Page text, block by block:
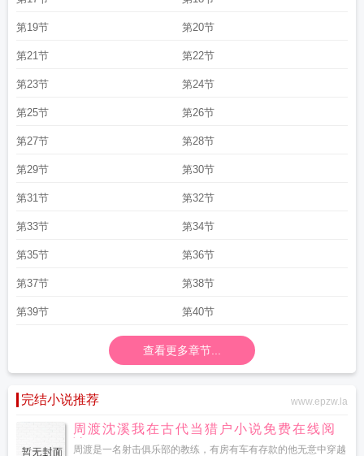
第19节 第20节
第21节 第22节
第23节 第24节
第25节 第26节
第27节 第28节
第29节 第30节
第31节 第32节
第33节 第34节
第35节 第36节
第37节 第38节
第39节 第40节
查看更多章节...
完结小说推荐 www.epzw.la
周渡沈溪我在古代当猎户小说免费在线阅
读
周渡是一名射击俱乐部的教练，有房有车有存款的他无意中穿越